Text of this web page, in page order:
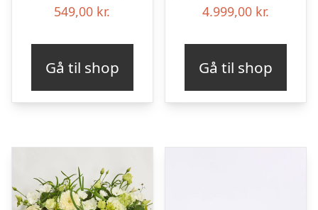
549,00 kr.
Gå til shop
4.999,00 kr.
Gå til shop